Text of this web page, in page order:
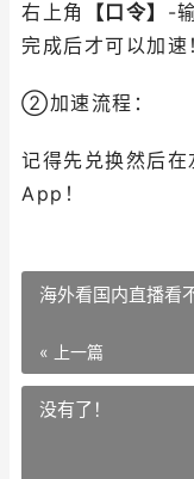
右上角 【口令】 -
完成后才可以加速
②加速流程：
记得先兑换然后
App！
海外看国内直播看
« 上一篇
没有了！